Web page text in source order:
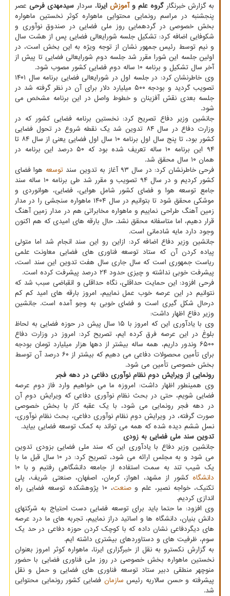
به گزارش خبرنگار گروه علم وآموزش ایرنا، سردار سیدمهدی فرحیعصر
پنجشنبه در مراسم رونمایی محتوایی ماهواره کوثر نخستین ماهواره
بخش خصوصی در گردهمایی روز ملی فضایی در صندوق نوآوری و
شکوفایی اضافه کرد: تشکیل جلسه شورایعالی فضایی پس از هشت سال
و نیم توسط رئیس جمهور نشان از توجه ویژه به این بخش است، در
اولین جلسه این شورا مقرر شد جلسه دوم شورایعالی فضایی تا پیش از
آخر سال تشکیل و برنامه ۱۰ ساله دوم فضایی کشور مصوب شود.
وی خاطرنشان کرد: در جلسه اول در شورایعالی فضایی برنامه سال ۱۴۰۱
تصویب گردید و بودجه ۵۰۰ میلیارد دلار برای آن در نظر گرفته شد در
جلسه بعدی نقش آفزینان و خطوط واصل در این برنامه مشخص می
شود.
جانشین وزیر دفاع تصریح کرد: نخستین برنامه فضایی کشور که در
وزارت دفاع در سال ۸۴ تدوین شد یک نقطه شروع در تحول فضایی
کشور بود، تا پنج سال اول برنامه ۱۰ سال اول فضایی یعنی از سال ۸۴ تا
۹۴ این برنامه ۱۰ ساله تعریف شده بود که ۵۰ درصد این برنامه در
همان ۱۰ سال محقق شد.
فرحی خاطرنشان کرد: در سال ۹۳ آغاز به تدوین سند
توسعه هوا فضای
کشور کردیم و در سال ۹۴ تصویب و مقرر شد طی برنامه ۱۰ ساله سند
جامع توسعه هوا و فضای کشور شامل هوایی، فضایی، هوانوردی و
موشکی محقق شود تا بتوانیم در سال ۱۴۰۴ ماهواره سنجشی را در مدار
زمین آهنگ طراحی نماییم و ماهواره مخابراتی هم در مدار زمین آهنگ
قرار دهیم، اما متاسفانه محقق نشد. حال بارقه های امیدی که هم اکنون
وجود دارد مایه شادمانی است.
جانشین وزیر دفاع اضافه کرد: ازاین رو این سند انجام شد اما متولی
پیاده کردن آن که ستاد توسعه فناوری های فضایی معاونت علمی
ریاست جمهوری است که سال جاری سال هفت تدوین این سند است،
پیشرفت خوبی نداشته و چیزی حدود ۲۴ درصد پیشرفت کرده است.
فرحی افزود: این حمایت حداقلی، نگاه حداقلی و انقباضی سبب شد که
نتوانیم در این عرصه خوب عمل نماییم، امروز بارقه های امید کم کم
درحال شکل گیری است و فضای خوبی به وجو آمده است. جانشین
وزیر دفاع اظهار داشت:
وی با یادآوری این که امروز با ۱۵ سال پیش در حوزه فضایی به لحاظ
بلوغ در این عرصه فرق کرده ایم، تصریح کرد: امروز در وزارت دفاع
۶۵۰۰ وندور داریم، همه ساله بیشتر از دهها هزار میلیارد تومان بودجه
برای تأمین محصولات دفاعی می دهیم که بیشتر از ۶۰ درصد آن توسط
بخش خصوصی تأمین می شود.
رونمایی از ویرایش دوم نظام نوآوری دفاعی در دهه فجر
وی همینطور اظهار داشت: امروزه ما می خواهیم وارد فاز دوم عرصه
فضایی شویم، حتی در بحث نظام نوآوری دفاعی که ویرایش دوم آن
در دهه فجر رونمایی می شود، با یک عقبه کار با بخش خصوصی
صورت گرفته، در ویرایش دوم نظام نوآوری دفاعی، بحث نظام نوآوری،
نسل ششم دیده شده که همه می تواند به کمک توسعه فضایی بیاید.
تدوین سند ملی فضایی به زودی
جانشین وزیر دفاع با یادآوری این که سند ملی فضایی بزودی تدوین
می شود و به مجلس ارائه می شود، تصریح کرد: در ۱۰ سال قبل ما با
یک شیب تند به سمت استفاده از جامعه دانشگاهی رفتیم و با ۱۰
دانشگاه کشور از مشهد، اهواز، کرمان، اصفهان، صنعتی شریف، پلی
تکنیک، خواجه نصیر، علم وصنعت
، ۱۰ پژوهشکده توسعه فضایی راه
اندازی کردیم.
وی افزود: ما حتما باید برای توسعه فضایی دست احتیاج به شرکتهای
دانش بنیان، دانشگاه ها و اساتید دراز نماییم، تجربه های ما درد عرصه
های دیگردفاعی نشان داده که با کوچک کردن حوزه دفاعی در حد یک
سوم، ظرفیت های و دستاوردهای بیشتری داشته ایم.
به گزارش نکسترو به نقل از خبرگزاری ایرنا، ماهواره کوثر امروز بعنوان
نخستین ماهواره بخش خصوصی در روز ملی فناوری فضایی با حضور
منوچهر منطقی دبیر ستاد توسعه فناوری های فضایی و حمل و نقل
پیشرفته و حسن سالاریه رئیس سازمان فضایی کشور رونمایی محتوایی
شد.